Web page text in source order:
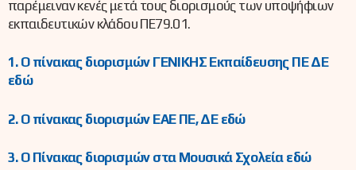
παρέμειναν κενές μετά τους διορισμούς των υποψήφιων
εκπαιδευτικών κλάδου ΠΕ79.01.
1. O πίνακας διορισμών ΓΕΝΙΚΗΣ Εκπαίδευσης ΠΕ ΔΕ
εδώ
2. Ο πίνακας διορισμών ΕΑΕ ΠΕ, ΔΕ εδώ
3. Ο Πίνακας διορισμών στα Μουσικά Σχολεία εδώ